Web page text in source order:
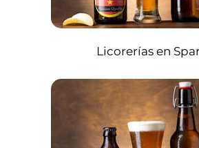
Licorerías en